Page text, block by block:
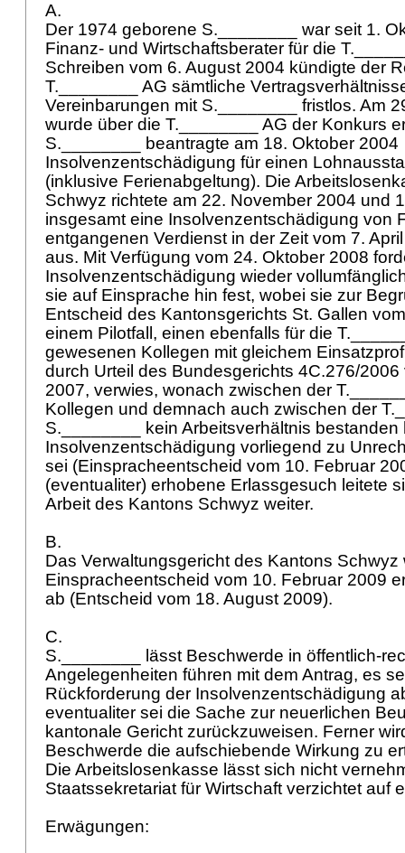
A.
Der 1974 geborene S.________ war seit 1.
Finanz- und Wirtschaftsberater für die
Schreiben vom 6. August 2004 kündigte der
T.________ AG sämtliche
Vereinbarungen mit S.________ fristlos. Am
wurde über die T.________ AG der Konkurs
S.________ beantragte am 18. Oktober 2004
Insolvenzentschädigung für einen
(inklusive Ferienabgeltung). Die
Schwyz richtete am 22. November 2004 und
insgesamt eine Insolvenzentschädigung von
entgangenen Verdienst in der Zeit vom 7.
aus. Mit Verfügung vom 24. Oktober 2008
Insolvenzentschädigung wieder
sie auf Einsprache hin fest, wobei sie zur
Entscheid des Kantonsgerichts St. Gallen
einem Pilotfall, einen ebenfalls für die
gewesenen Kollegen mit gleichem
durch Urteil des Bundesgerichts 4C.276/
2007, verwies, wonach zwischen der
Kollegen und demnach auch zwischen der
S.________ kein Arbeitsverhältnis
Insolvenzentschädigung vorliegend zu
sei (Einspracheentscheid vom 10. Februar
(eventualiter) erhobene Erlassgesuch leitete
Arbeit des Kantons Schwyz weiter.
B.
Das Verwaltungsgericht des Kantons
Einspracheentscheid vom 10. Februar 2009
ab (Entscheid vom 18. August 2009).
C.
S.________ lässt Beschwerde in öffentlich-
Angelegenheiten führen mit dem Antrag, es
Rückforderung der Insolvenzentschädigung
eventualiter sei die Sache zur neuerlichen
kantonale Gericht zurückzuweisen. Ferner
Beschwerde die aufschiebende Wirkung zu
Die Arbeitslosenkasse lässt sich nicht
Staatssekretariat für Wirtschaft verzichtet auf
Erwägungen: